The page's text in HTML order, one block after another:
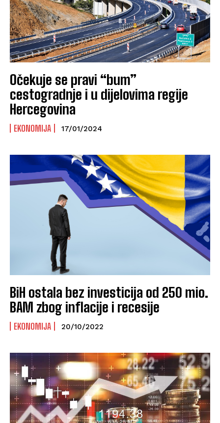
Očekuje se pravi “bum”
cestogradnje i u dijelovima regije
Hercegovina
EKONOMIJA 17/01/2024
BiH ostala bez investicija od 250 mio.
BAM zbog inflacije i recesije
EKONOMIJA 20/10/2022